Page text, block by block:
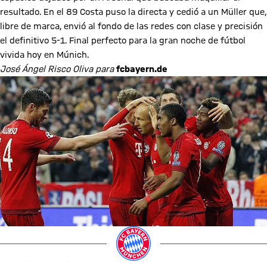
resultado. En el 89 Costa puso la directa y cedió a un Müller que,
libre de marca, envió al fondo de las redes con clase y precisión
el definitivo 5-1. Final perfecto para la gran noche de fútbol
vivida hoy en Múnich.
José Ángel Risco Oliva para fcbayern.de